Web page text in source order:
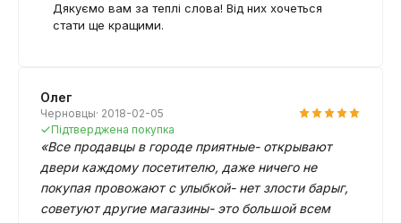
Дякуємо вам за теплі слова! Від них хочеться
стати ще кращими.
Олег
Черновцы· 2018-02-05
Підтверджена покупка
«Все продавцы в городе приятные- открывают
двери каждому посетителю, даже ничего не
покупая провожают с улыбкой- нет злости барыг,
советуют другие магазины- это большой всем